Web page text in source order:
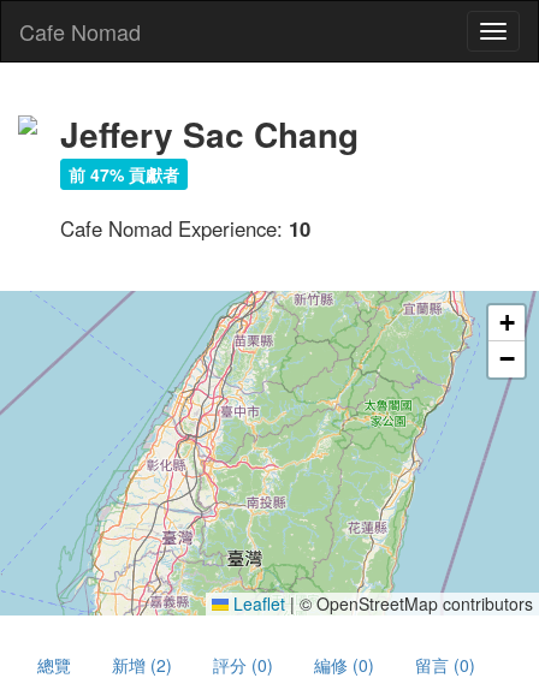
Cafe Nomad
Jeffery Sac Chang
前 47% 貢獻者
Cafe Nomad Experience: 10
+
−
Leaflet |© OpenStreetMap contributors
總覽 新增 (2) 評分 (0) 編修 (0) 留言 (0)